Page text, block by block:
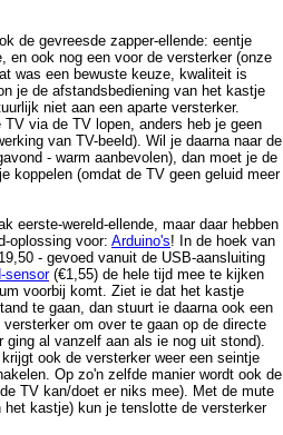
de gevreesde zapper-ellende: eentje
en ook nog een voor de versterker (onze
was een bewuste keuze, kwaliteit is
je de afstandsbediening van het kastje
niet aan een aparte versterker.
via de TV lopen, anders heb je geen
van TV-beeld). Wil je daarna naar de
- warm aanbevolen), dan moet je de
koppelen (omdat de TV geen geluid meer
eerste-wereld-ellende, maar daar hebben
oplossing voor: Arduino's! In de hoek van
- gevoed vanuit de USB-aansluiting
sensor(€1,55) de hele tijd mee te kijken
voorbij komt. Ziet ie dat het kastje
te gaan, dan stuurt ie daarna ook een
versterker om over te gaan op de directe
ging al vanzelf aan als ie nog uit stond).
ook de versterker weer een seintje
Op zo'n zelfde manier wordt ook de
TV kan/doet er niks mee). Met de mute
het kastje) kun je tenslotte de versterker